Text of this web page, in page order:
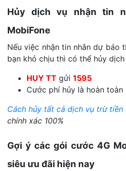
Hủy dịch vụ nhận tin
MobiFone
Nếu việc nhận tin nhắn dự báo
bạn khó chịu thì có thể hủy
HUY TT gửi 1595
Cước phí hủy là hoàn toàn
Cách hủy tất cả dịch vụ trừ tiền
chính xác 100%
Gợi ý các gói cước 4G
siêu ưu đãi hiện nay